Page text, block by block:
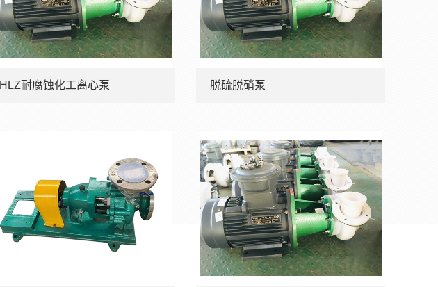
HLZ耐腐蚀化工离心泵 脱硫脱硝泵